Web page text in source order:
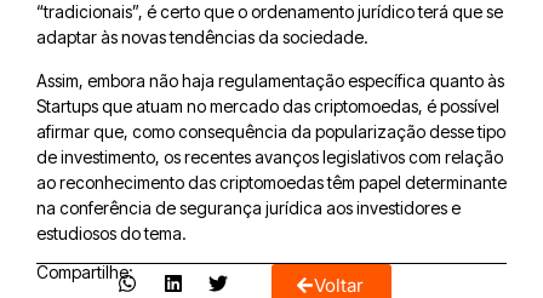
“tradicionais”, é certo que o ordenamento jurídico terá que se
adaptar às novas tendências da sociedade.
Assim, embora não haja regulamentação específica quanto às
Startups que atuam no mercado das criptomoedas, é possível
afirmar que, como consequência da popularização desse tipo
de investimento, os recentes avanços legislativos com relação
ao reconhecimento das criptomoedas têm papel determinante
na conferência de segurança jurídica aos investidores e
estudiosos do tema.
Compartilhe:
Voltar